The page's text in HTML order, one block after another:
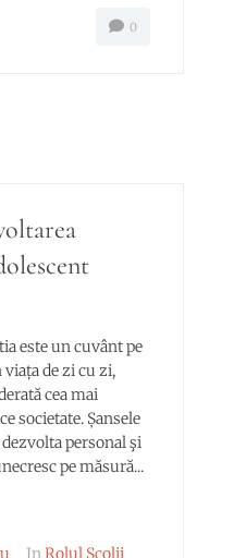
0
este un cuvânt pe
de zi cu zi,
cea mai
societate. Șansele
personal şi
pe măsură...
InRolul Scolii